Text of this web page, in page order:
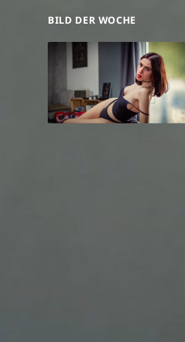
BILD DER WOCHE